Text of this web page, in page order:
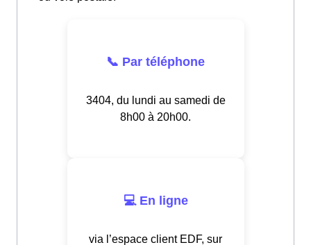
📞 Par téléphone
3404, du lundi au samedi de
8h00 à 20h00.
💻 En ligne
via l’espace client EDF, sur